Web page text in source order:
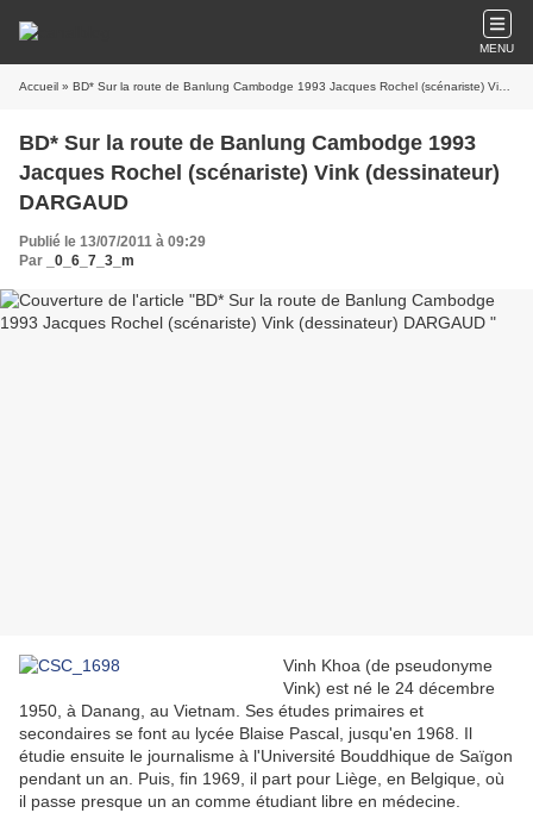
MENU
Accueil » BD* Sur la route de Banlung Cambodge 1993 Jacques Rochel (scénariste) Vink (dessinateur) DARGAUD
BD* Sur la route de Banlung Cambodge 1993
Jacques Rochel (scénariste) Vink (dessinateur)
DARGAUD
Publié le 13/07/2011 à 09:29
Par
_0_6_7_3_m
Vinh Khoa (de pseudonyme
Vink) est né le 24 décembre
1950, à Danang, au Vietnam. Ses études primaires et
secondaires se font au lycée Blaise Pascal, jusqu'en 1968. Il
étudie ensuite le journalisme à l'Université Bouddhique de Saïgon
pendant un an. Puis, fin 1969, il part pour Liège, en Belgique, où
il passe presque un an comme étudiant libre en médecine.